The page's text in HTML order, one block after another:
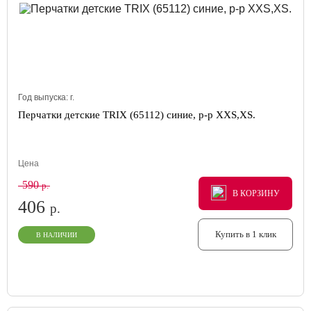
Год выпуска: г.
Перчатки детские TRIX (65112) синие, р-р XXS,XS.
Цена
590р.
406 р.
В НАЛИЧИИ
В КОРЗИНУ
В КОРЗИНУ
В КОРЗИНУ
Купить в 1 клик